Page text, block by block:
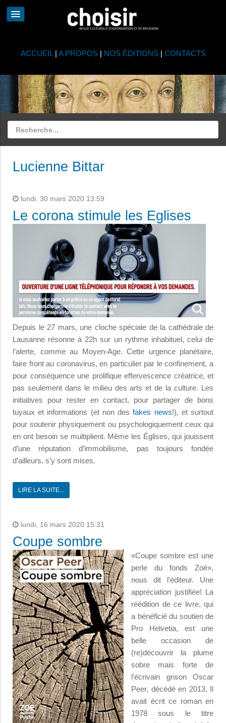
ACCUEIL | A PROPOS| NOS ÉDITIONS| CONTACTS
Lucienne Bittar
lundi, 30 mars 2020 13:59
Le corona stimule les Eglises
Depuis le 27 mars, une cloche spéciale de la cathédrale de
Lausanne résonne à 22h sur un rythme inhabituel, celui de
l’alerte, comme au Moyen-Age. Cette urgence planétaire,
faire front au coronavirus, en particulier par le confinement, a
pour conséquence une prolifique effervescence créatrice, et
pas seulement dans le milieu des arts et de la culture. Les
initiatives pour rester en contact, pour partager de bons
tuyaux et informations (et non desfakes news!), et surtout
pour soutenir physiquement ou psychologiquement ceux qui
en ont besoin se multiplient. Même les Églises, qui jouissent
d’une réputation d’immobilisme, pas toujours fondée
d’ailleurs, s’y sont mises.
LIRE LA SUITE...
lundi, 16 mars 2020 15:31
Coupe sombre
«Coupe sombre est une
perle du fonds Zoé»,
nous dit l’éditeur. Une
appréciation justifiée! La
réédition de ce livre, qui
a bénéficié du soutien de
Pro Helvetia, est une
belle occasion de
(re)découvrir la plume
sobre mais forte de
l’écrivain grison Oscar
Peer, décédé en 2013. Il
avait écrit ce roman en
1978 sous le titre